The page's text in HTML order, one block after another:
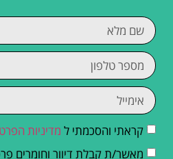
קראתי והסכמתי ל מדיניות
מאשר/ת קבלת דיוור וחומרים